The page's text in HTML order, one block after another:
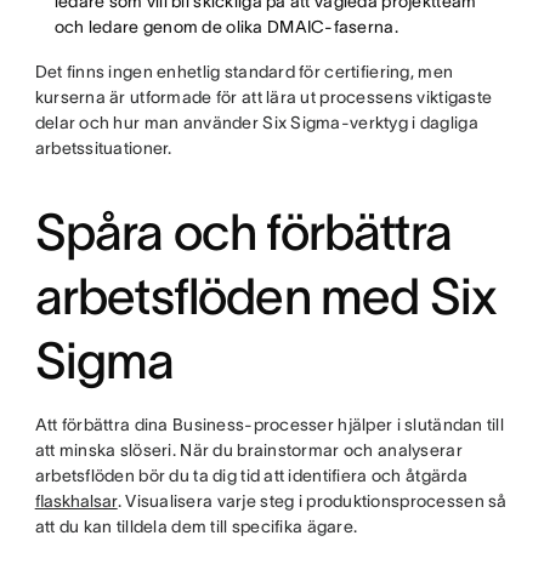
och ledare genom de olika DMAIC-faserna.
Det finns ingen enhetlig standard för certifiering, men
kurserna är utformade för att lära ut processens viktigaste
delar och hur man använder Six Sigma-verktyg i dagliga
arbetssituationer.
Spåra och förbättra
arbetsflöden med Six
Sigma
Att förbättra dina Business-processer hjälper i slutändan till
att minska slöseri. När du brainstormar och analyserar
arbetsflöden bör du ta dig tid att identifiera och åtgärda
flaskhalsar. Visualisera varje steg i produktionsprocessen så
att du kan tilldela dem till specifika ägare.